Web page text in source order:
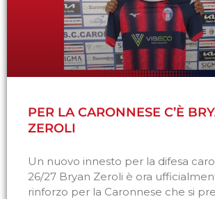
PER LA CARONNESE C’È
ZEROLI
Un nuovo innesto per la difesa
26/27 Bryan Zeroli è ora
rinforzo per la Caronnese che si